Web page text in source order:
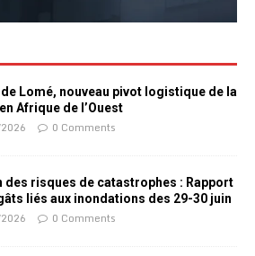
Lomé, nouveau pivot logistique de la
Afrique de l’Ouest
0 Comments
des risques de catastrophes : Rapport
liés aux inondations des 29-30 juin
0 Comments